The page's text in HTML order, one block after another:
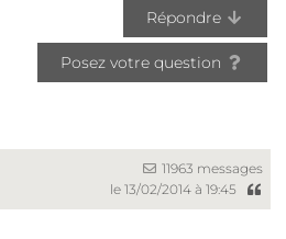
Répondre
Posez votre question
11963 messages
le 13/02/2014 à 19:45